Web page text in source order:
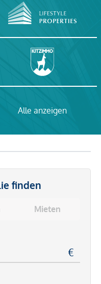
Alle anzeigen
finden
Mieten